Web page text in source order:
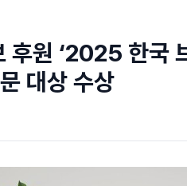
후원 ‘2025 한국
대상 수상